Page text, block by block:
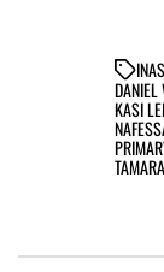
IN
DANIEL
KASI